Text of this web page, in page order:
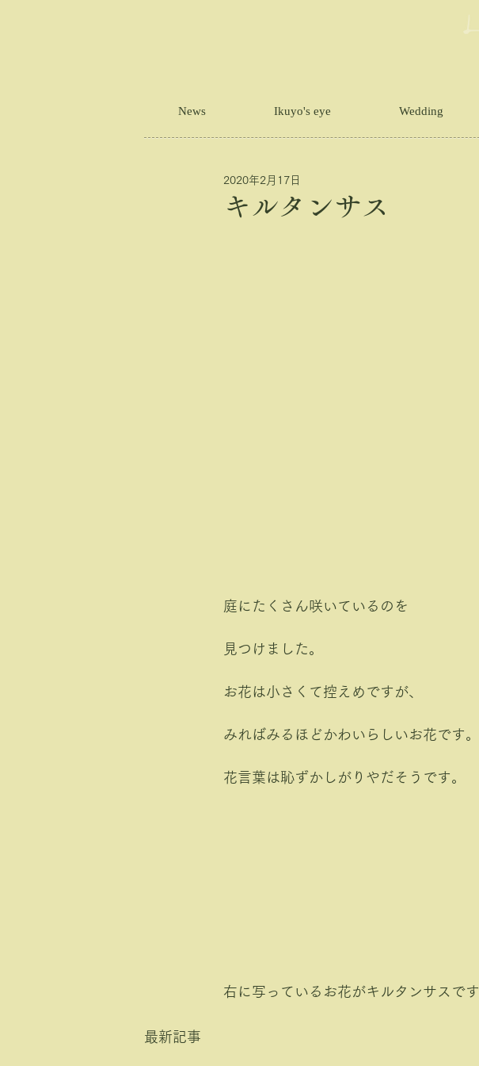
キルタンサス
2020年2月17日
庭にたくさん咲いているのを
見つけました。
お花は小さくて控えめですが、
みればみるほどかわいらしいお花です。
花言葉は恥ずかしがりやだそうです。
右に写っているお花がキルタンサスです
最新記事
News Ikuyo's eye Wedding